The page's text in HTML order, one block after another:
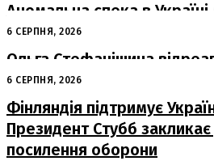
Аномальна спека в Україні
кінця: очікується
6 СЕРПНЯ, 2026
Ольга Стефанішина
підозри від НАБУ та САП
6 СЕРПНЯ, 2026
Фінляндія підтримує
Президент Стубб
посилення оборони